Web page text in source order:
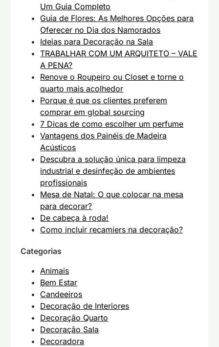
Um Guia Completo
Guia de Flores: As Melhores Opções para
Oferecer no Dia dos Namorados
Ideias para Decoração na Sala
TRABALHAR COM UM ARQUITETO – VALE
A PENA?
Renove o Roupeiro ou Closet e torne o
quarto mais acolhedor
Porque é que os clientes preferem
comprar em global sourcing
7 Dicas de como escolher um perfume
Vantagens dos Painéis de Madeira
Acústicos
Descubra a solução única para limpeza
industrial e desinfeção de ambientes
profissionais
Mesa de Natal: O que colocar na mesa
para decorar?
De cabeça à roda!
Como incluir recamiers na decoração?
Categorias
Animais
Bem Estar
Candeeiros
Decoração de Interiores
Decoração Quarto
Decoração Sala
Decoradora